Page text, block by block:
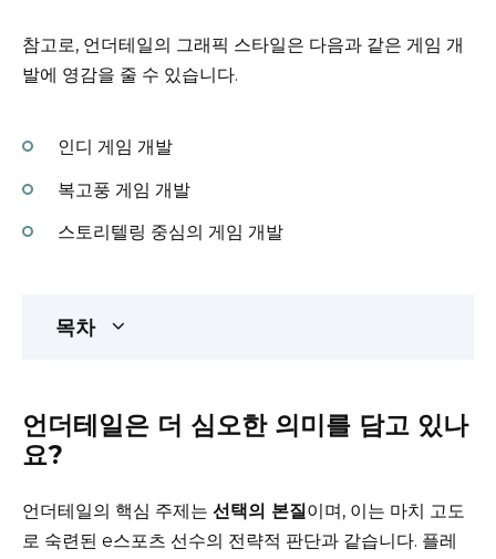
참고로, 언더테일의 그래픽 스타일은 다음과 같은 게임 개
발에 영감을 줄 수 있습니다.
인디 게임 개발
복고풍 게임 개발
스토리텔링 중심의 게임 개발
목차
언더테일은 더 심오한 의미를 담고 있나
요?
언더테일의 핵심 주제는 선택의 본질이며, 이는 마치 고도
로 숙련된 e스포츠 선수의 전략적 판단과 같습니다. 플레